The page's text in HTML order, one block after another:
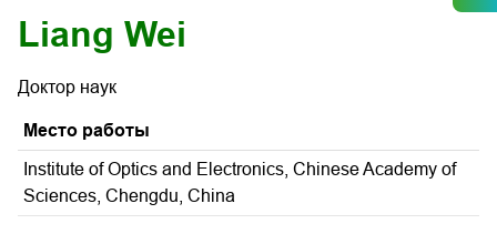
Liang Wei
Доктор наук
Место работы
Institute of Optics and Electronics, Chinese Academy of
Sciences, Chengdu, China